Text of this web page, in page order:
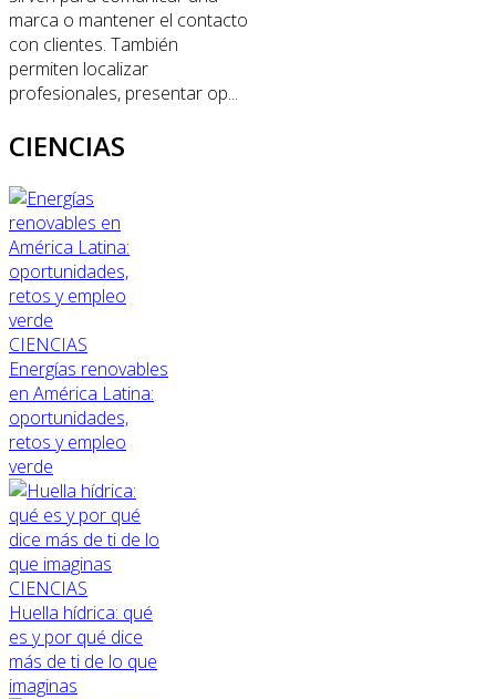
marca o mantener el contacto
con clientes. También
permiten localizar
profesionales, presentar op...
CIENCIAS
CIENCIAS
Energías renovables
en América Latina:
oportunidades,
retos y empleo
verde
CIENCIAS
Huella hídrica: qué
es y por qué dice
más de ti de lo que
imaginas